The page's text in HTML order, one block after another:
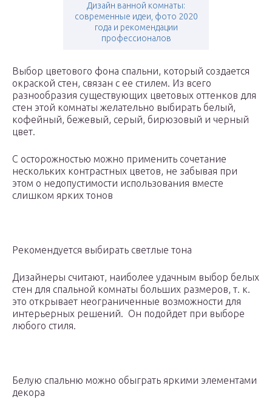
Дизайн ванной комнаты:
современные идеи, фото 2020
года и рекомендации
профессионалов
Выбор цветового фона спальни, который создается
окраской стен, связан с ее стилем. Из всего
разнообразия существующих цветовых оттенков для
стен этой комнаты желательно выбирать белый,
кофейный, бежевый, серый, бирюзовый и черный
цвет.
С осторожностью можно применить сочетание
нескольких контрастных цветов, не забывая при
этом о недопустимости использования вместе
слишком ярких тонов
Рекомендуется выбирать светлые тона
Дизайнеры считают, наиболее удачным выбор белых
стен для спальной комнаты больших размеров, т. к.
это открывает неограниченные возможности для
интерьерных решений. Он подойдет при выборе
любого стиля.
Белую спальню можно обыграть яркими элементами
декора